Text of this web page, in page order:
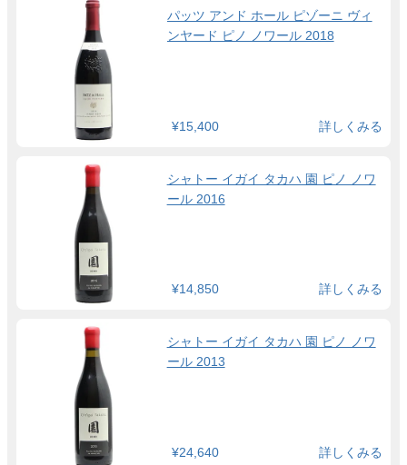
パッツ アンド ホール ピゾーニ ヴィ
ンヤード ピノ ノワール 2018
¥15,400 詳しくみる
シャトー イガイ タカハ 園 ピノ ノワ
ール 2016
¥14,850 詳しくみる
シャトー イガイ タカハ 園 ピノ ノワ
ール 2013
¥24,640 詳しくみる